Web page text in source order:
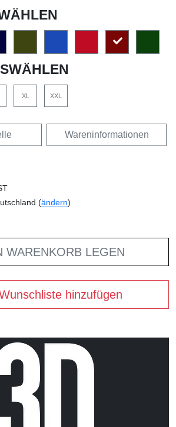
XL XXL
Wareninformationen
(ändern)
WARENKORB LEGEN
hinzufügen